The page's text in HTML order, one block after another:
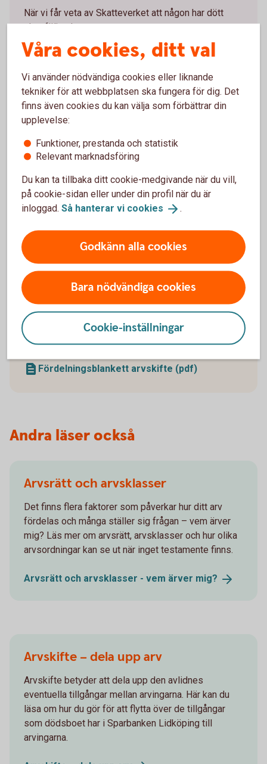
När vi får veta av Skatteverket att någon har dött
sker följande:
Betal- och kreditkort samt BankID spärras
avslutas
Tjänsten e-faktura sägs upp, och alla framtida
fakturor skickas istället som pappersfakturor
Privatgiro avslutas
Dispositionsrätter för god man, förvaltare och
övriga personer tas bort
dödsboets adress
Vanliga fullmakter och
blanketter
Betalningsuppdrag från dödsbo (pdf)
Fördelningsblankett arvskifte (pdf)
Andra läser också
Arvsrätt och arvsklasser
Det finns flera faktorer som påverkar hur ditt arv
fördelas och många ställer sig frågan – vem ärver
mig? Läs mer om arvsrätt, arvsklasser och hur olika
arvsordningar kan se ut när inget testamente finns.
Arvsrätt och arvsklasser - vem ärver mig?
Arvskifte – dela upp arv
Arvskifte betyder att dela upp den avlidnes
eventuella tillgångar mellan arvingarna. Här kan du
läsa om hur du gör för att flytta över de tillgångar
som dödsboet har i Sparbanken Lidköping till
arvingarna.
Våra cookies, ditt val
Vi använder nödvändiga cookies eller liknande
tekniker för att webbplatsen ska fungera för dig. Det
finns även cookies du kan välja som förbättrar din
upplevelse:
Funktioner, prestanda och statistik
Relevant marknadsföring
Du kan ta tillbaka ditt cookie-medgivande när du vill,
på cookie-sidan eller under din profil när du är
inloggad. Så hanterar vi cookies .
Godkänn alla cookies
Bara nödvändiga cookies
Cookie-inställningar